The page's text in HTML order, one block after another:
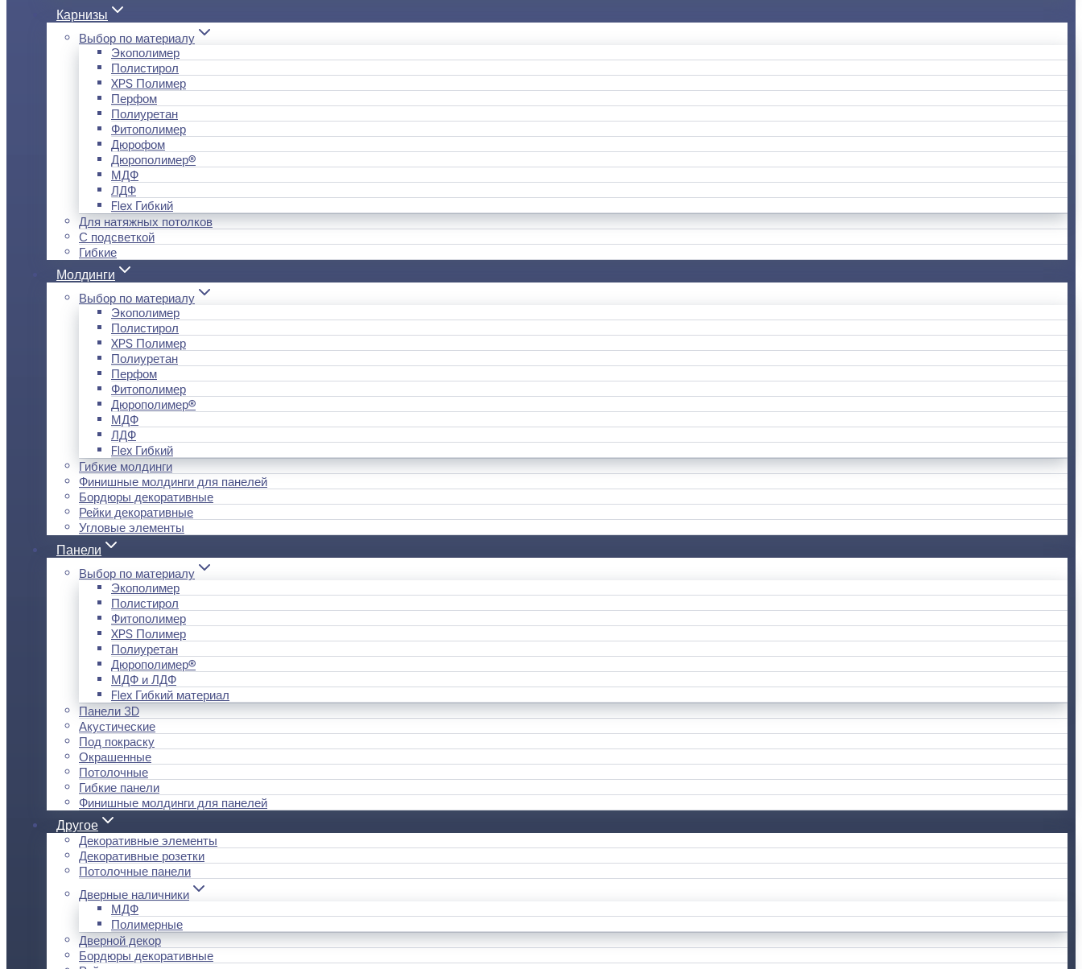
Карнизы
Выбор по материалу
Экополимер
Полистирол
XPS Полимер
Перфом
Полиуретан
Фитополимер
Дюрофом
Дюрополимер®
МДФ
ЛДФ
Flex Гибкий
Для натяжных потолков
С подсветкой
Гибкие
Молдинги
Выбор по материалу
Экополимер
Полистирол
XPS Полимер
Полиуретан
Перфом
Фитополимер
Дюрополимер®
МДФ
ЛДФ
Flex Гибкий
Гибкие молдинги
Финишные молдинги для панелей
Бордюры декоративные
Рейки декоративные
Угловые элементы
Панели
Выбор по материалу
Экополимер
Полистирол
Фитополимер
XPS Полимер
Полиуретан
Дюрополимер®
МДФ и ЛДФ
Flex Гибкий материал
Панели 3D
Акустические
Под покраску
Окрашенные
Потолочные
Гибкие панели
Финишные молдинги для панелей
Другое
Декоративные элементы
Декоративные розетки
Потолочные панели
Дверные наличники
МДФ
Полимерные
Дверной декор
Бордюры декоративные